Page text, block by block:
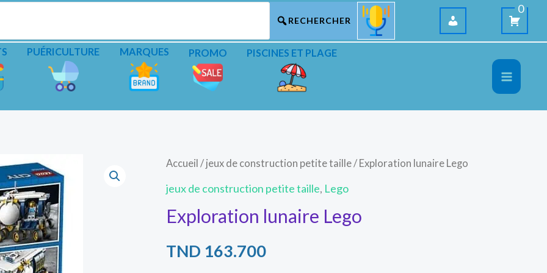
0
PUÉRICULTURE MARQUES PROMO PISCINES ET PLAGE
Accueil / jeux de construction petite taille/ Exploration lunaire Lego
jeux de construction petite taille, Lego
Exploration lunaire Lego
TND 163.700